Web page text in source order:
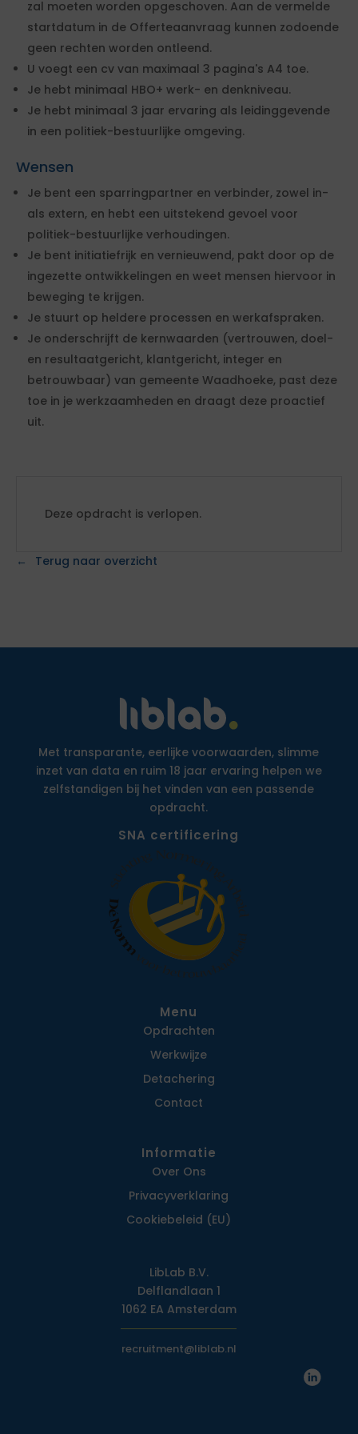
zal moeten worden opgeschoven. Aan de vermelde
startdatum in de Offerteaanvraag kunnen zodoende
geen rechten worden ontleend.
U voegt een cv van maximaal 3 pagina's A4 toe.
Je hebt minimaal HBO+ werk- en denkniveau.
Je hebt minimaal 3 jaar ervaring als leidinggevende
in een politiek-bestuurlijke omgeving.
Wensen
Je bent een sparringpartner en verbinder, zowel in-
als extern, en hebt een uitstekend gevoel voor
politiek-bestuurlijke verhoudingen.
Je bent initiatiefrijk en vernieuwend, pakt door op de
ingezette ontwikkelingen en weet mensen hiervoor in
beweging te krijgen.
Je stuurt op heldere processen en werkafspraken.
Je onderschrijft de kernwaarden (vertrouwen, doel-
en resultaatgericht, klantgericht, integer en
betrouwbaar) van gemeente Waadhoeke, past deze
toe in je werkzaamheden en draagt deze proactief
uit.
Deze opdracht is verlopen.
Terug naar overzicht
Met transparante, eerlijke voorwaarden, slimme
inzet van data en ruim 18 jaar ervaring helpen we
zelfstandigen bij het vinden van een passende
opdracht.
SNA certificering
Menu
Opdrachten
Werkwijze
Detachering
Contact
Informatie
Over Ons
Privacy­verklaring
Cookiebeleid (EU)
LibLab B.V.
Delflandlaan 1
1062 EA Amsterdam
recruitment@liblab.nl